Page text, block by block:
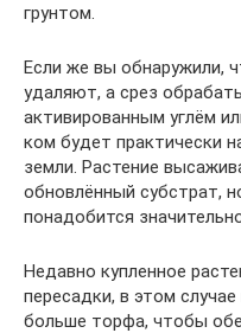
грунтом.
Если же вы обнаружили,
удаляют, а срез
активированным углём
ком будет практически
земли. Растение
обновлённый субстрат,
понадобится
Недавно купленное
пересадки, в этом
больше торфа, чтобы